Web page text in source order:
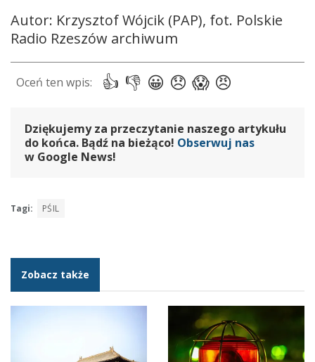
Autor: Krzysztof Wójcik (PAP), fot. Polskie
Radio Rzeszów archiwum
Dziękujemy za przeczytanie naszego artykułu
do końca. Bądź na bieżąco! Obserwuj nas
w Google News!
Tagi: PŚIL
Zobacz także